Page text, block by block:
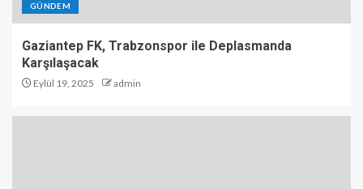
GÜNDEM
Gaziantep FK, Trabzonspor ile Deplasmanda
Karşılaşacak
Eylül 19, 2025 admin